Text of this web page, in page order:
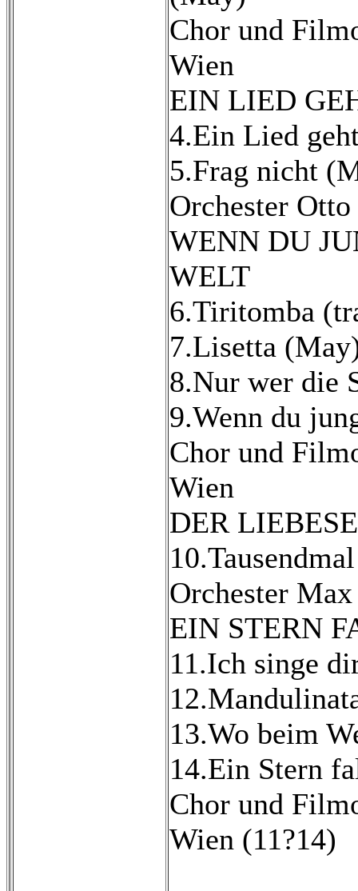
Chor und
Wien
EIN LIED
4.Ein Lied
5.Frag nicht
Orchester
WENN DU
WELT
6.Tiritomba
7.Lisetta
8.Nur wer die
9.Wenn du
Chor und
Wien
DER
Orchester
EIN STERN
11.Ich singe
13.Wo beim
14.Ein Stern
Chor und
Wien (11?14)